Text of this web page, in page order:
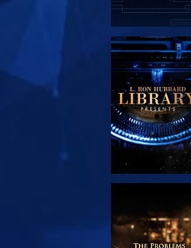
DÉCOUVRIR
SÉRIES
DÉCOUVRIR
SÉRIES